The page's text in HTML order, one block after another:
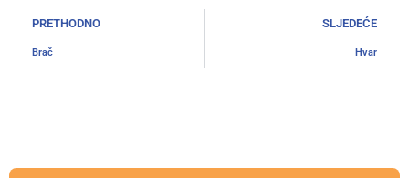
PRETHODNO
Brač
SLJEDEĆE
Hvar